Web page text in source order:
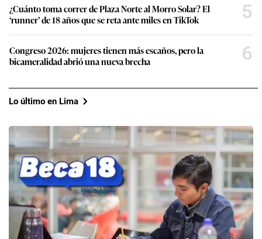
¿Cuánto toma correr de Plaza Norte al Morro Solar? El
‘runner’ de 18 años que se reta ante miles en TikTok
5
Congreso 2026: mujeres tienen más escaños, pero la
bicameralidad abrió una nueva brecha
6
Lo último en Lima